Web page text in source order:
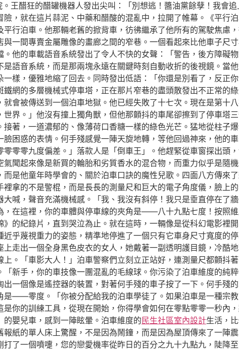
王醋狂的醋罐機器人發出尖叫：「別想逃！醬油黨餘孽！我會
險，就在這片蒜泥、中藥和醋酸的混亂中，拉開了帷幕。《平行
平行泊車。他那輛老舊的掀背車，彷彿繼承了他所有的駕駛焦慮
一間專賣金屬雕像的畫廊之間的窄巷。一個看起來比他車子尺
他的車載語音系統發出了令人不快的女聲：「警告，後方障礙
語音系統，而是那兩塊永遠在關鍵時刻自動收折的後視鏡。當
樣，優雅地縮了回去。同時發出低語：「你還是別看了，反正
網的多層機械式停車塔，正在那片窄巷的盡頭散發出不正常的
會被傳送到一個泊車地獄。他已經失敗了十七次。現在是第十
界。」他沒有撞上獨角獸，但他那顫抖的車尾卻擦到了停車塔
著，一道濃郁的、像薄荷口香糖一樣的綠色光芒。猛地從柱子
困惑的表情。何手殘感覺一陣天旋地轉，等他回過神來，他的
零零九度偏差。」落款人是「倒車王」。他趕緊從車窗探出頭
聞起來像是新買的輪胎和劣質香水的混合物，而重力似乎是隨
是他童年時學會的、關於泊車口訣的魔性兒歌。四面八方傳來
拿的不是警棍，而是長長的測量尺和巨大的電子角度儀，臉上
喊，聲音充滿機械感。「我、我沒有斜停！我只是垂直停在了
，在這裡，你的車體與停車線的夾角是——八十九點七度！按照
的紀錄片，直到哭泣為止。就在這時，一輛像是從科幻電影裡
乎蔑視重力的姿態，精準地停進了一個只有它車身尺寸寬度的
走出一個全身黑色皮衣的女人，她戴著一副透明護目鏡，冷酷
。「車影大人！」泊車警察們立刻立正站好，連測量尺都顫抖
新手，你的車技像一團混亂的毛線球。你污染了泊車維度的
一個像是遙控器的裝置，對著何手殘的車子按了一下。何手殘
是——零度。「你被分配給我的泊車學徒了。如果泊車是一種宗
你的訓練工具，從現在開始，你得學會如何在零點零零一秒內
嬰兒車，感到一陣眩暈。泊車維度的 民生社區室內設計生活，
紙的單人床上驚醒，不是因為鬧鐘，而是因為屋頂傳來了一陣
了一個噴嚏，您的戀愛機率從昨日的百分之九十九點九，陡降